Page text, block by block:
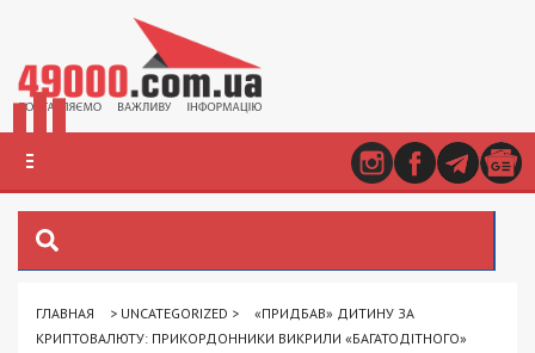
ГЛАВНАЯ > UNCATEGORIZED >
«ПРИДБАВ» ДИТИНУ ЗА
КРИПТОВАЛЮТУ: ПРИКОРДОННИКИ ВИКРИЛИ «БАГАТОДІТНОГО»